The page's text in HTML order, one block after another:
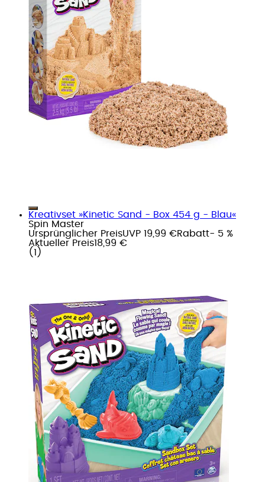
Kreativset »Kinetic Sand - Box 454 g - Blau«
Spin Master
Ursprünglicher PreisUVP 19,99 €Rabatt- 5 %
Aktueller Preis18,99 €
( 1 )